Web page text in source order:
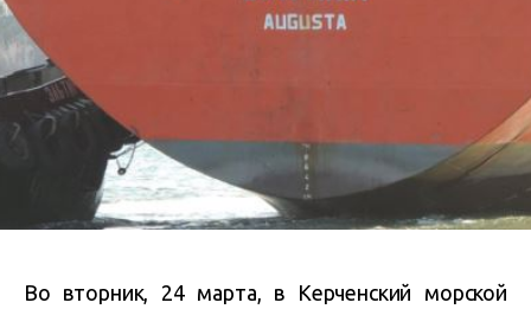
Во вторник, 24 марта, в Керченский морской